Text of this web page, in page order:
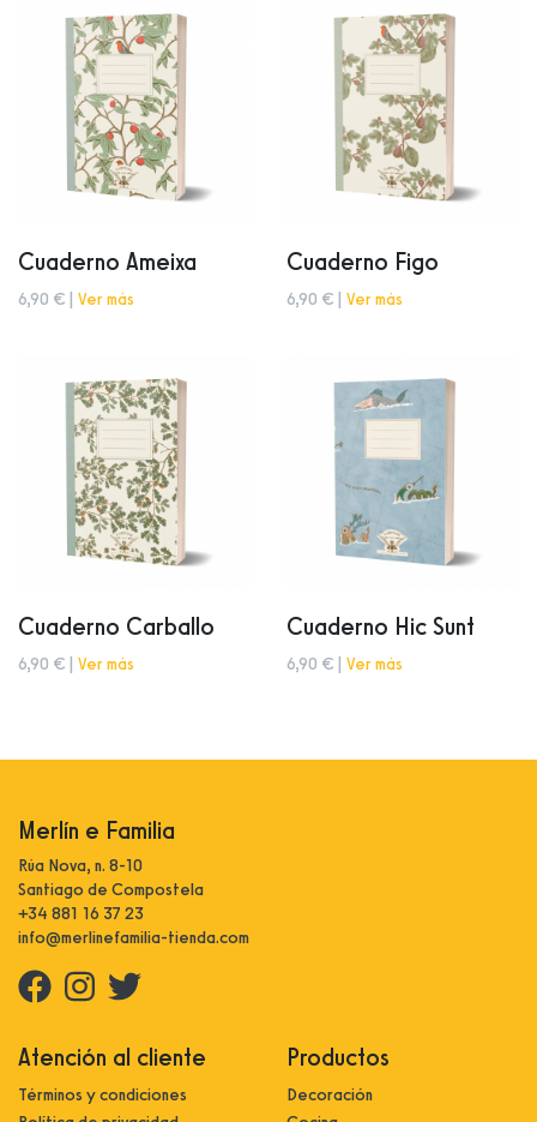
Cuaderno Ameixa
6,90 € | Ver más
Cuaderno Figo
6,90 € | Ver más
Cuaderno Carballo
6,90 € | Ver más
Cuaderno Hic Sunt
6,90 € | Ver más
Merlín e Familia
Rúa Nova, n. 8-10
Santiago de Compostela
+34 881 16 37 23
info@merlinefamilia-tienda.com
Atención al cliente
Términos y condiciones
Productos
Decoración